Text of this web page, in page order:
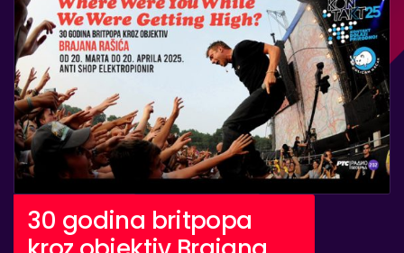
30 godina britpopa